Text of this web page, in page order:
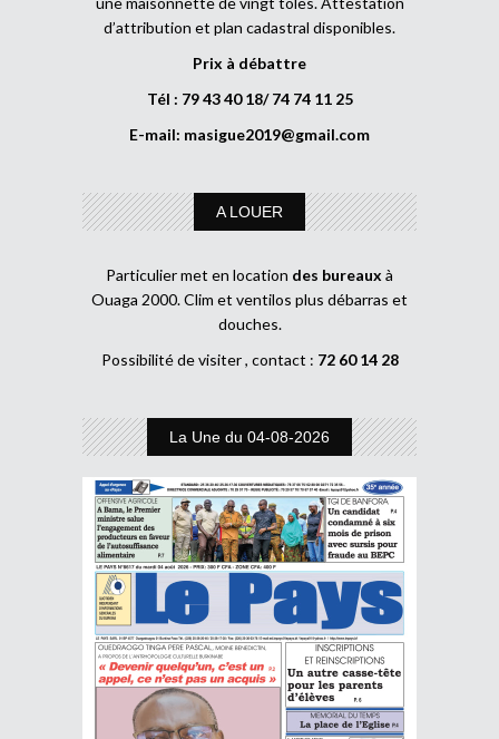
d’attribution et plan cadastral disponibles.
Prix à débattre
Tél : 79 43 40 18/ 74 74 11 25
E-mail: masigue2019@gmail.com
A LOUER
Particulier met en location des bureaux à
Ouaga 2000. Clim et ventilos plus débarras et
douches.
Possibilité de visiter , contact : 72 60 14 28
La Une du 04-08-2026